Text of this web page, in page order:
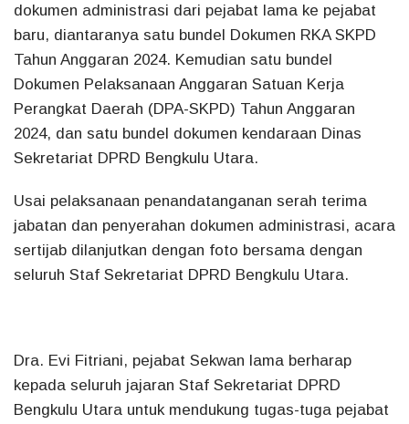
dokumen administrasi dari pejabat lama ke pejabat
baru, diantaranya satu bundel Dokumen RKA SKPD
Tahun Anggaran 2024. Kemudian satu bundel
Dokumen Pelaksanaan Anggaran Satuan Kerja
Perangkat Daerah (DPA-SKPD) Tahun Anggaran
2024, dan satu bundel dokumen kendaraan Dinas
Sekretariat DPRD Bengkulu Utara.
Usai pelaksanaan penandatanganan serah terima
jabatan dan penyerahan dokumen administrasi, acara
sertijab dilanjutkan dengan foto bersama dengan
seluruh Staf Sekretariat DPRD Bengkulu Utara.
Dra. Evi Fitriani, pejabat Sekwan lama berharap
kepada seluruh jajaran Staf Sekretariat DPRD
Bengkulu Utara untuk mendukung tugas-tuga pejabat